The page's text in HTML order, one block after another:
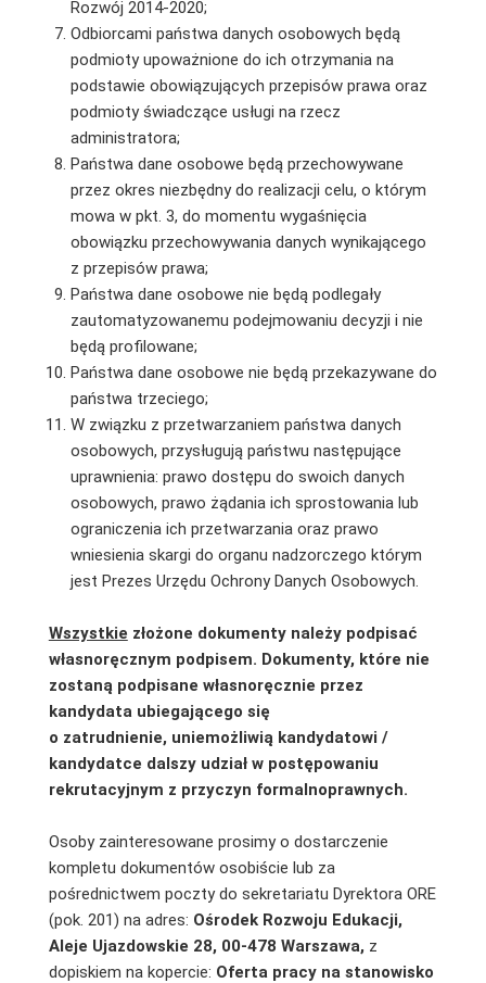
Rozwój 2014-2020;
Odbiorcami państwa danych osobowych będą
podmioty upoważnione do ich otrzymania na
podstawie obowiązujących przepisów prawa oraz
podmioty świadczące usługi na rzecz
administratora;
Państwa dane osobowe będą przechowywane
przez okres niezbędny do realizacji celu, o którym
mowa w pkt. 3, do momentu wygaśnięcia
obowiązku przechowywania danych wynikającego
z przepisów prawa;
Państwa dane osobowe nie będą podlegały
zautomatyzowanemu podejmowaniu decyzji i nie
będą profilowane;
Państwa dane osobowe nie będą przekazywane do
państwa trzeciego;
W związku z przetwarzaniem państwa danych
osobowych, przysługują państwu następujące
uprawnienia: prawo dostępu do swoich danych
osobowych, prawo żądania ich sprostowania lub
ograniczenia ich przetwarzania oraz prawo
wniesienia skargi do organu nadzorczego którym
jest Prezes Urzędu Ochrony Danych Osobowych.
Wszystkie złożone dokumenty należy podpisać
własnoręcznym podpisem. Dokumenty, które nie
zostaną podpisane własnoręcznie przez
kandydata ubiegającego się
o zatrudnienie, uniemożliwią kandydatowi /
kandydatce dalszy udział w postępowaniu
rekrutacyjnym z przyczyn formalnoprawnych.
Osoby zainteresowane prosimy o dostarczenie
kompletu dokumentów osobiście lub za
pośrednictwem poczty do sekretariatu Dyrektora ORE
(pok. 201) na adres: Ośrodek Rozwoju Edukacji,
Aleje Ujazdowskie 28, 00-478 Warszawa, z
dopiskiem na kopercie: Oferta pracy na stanowisko